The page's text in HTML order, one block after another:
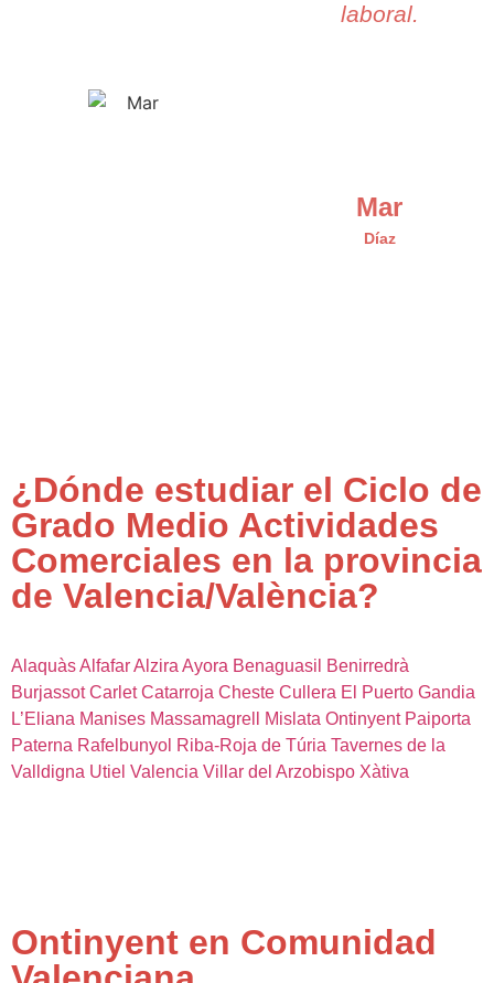
laboral.
Mar
Díaz
¿Dónde estudiar el Ciclo de
Grado Medio Actividades
Comerciales en la provincia
de Valencia/València?
AlaquàsAlfafarAlziraAyora Benaguasil
Benirredrà
Burjassot Carlet Catarroja Cheste Cullera El Puerto Gandia
L’Eliana Manises Massamagrell Mislata Ontinyent Paiporta
Paterna Rafelbunyol Riba-Roja de Túria Tavernes de la
Valldigna Utiel Valencia Villar del Arzobispo Xàtiva
Ontinyent en Comunidad